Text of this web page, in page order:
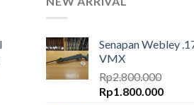
ini
diambil
di
Senapan Webley
VMX
Rp2.800.000
Harga
Rp1.800.000Harga